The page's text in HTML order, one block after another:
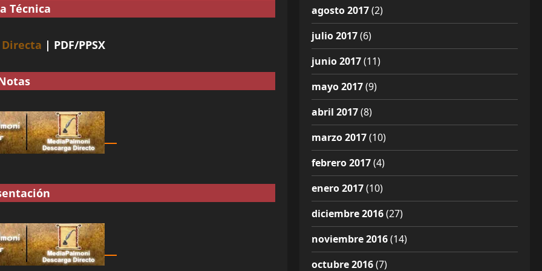
Técnica
Directa | PDF/PPSX
agosto 2017(2)
julio 2017(6)
junio 2017(11)
mayo 2017(9)
abril 2017(8)
marzo 2017(10)
febrero 2017(4)
enero 2017(10)
diciembre 2016(27)
noviembre 2016(14)
octubre 2016(7)